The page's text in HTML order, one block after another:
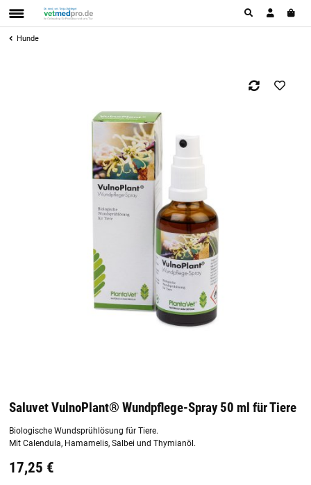
Hunde
Saluvet VulnoPlant® Wundpflege-Spray 50 ml für Tiere
Biologische Wundsprühlösung für Tiere.
Mit Calendula, Hamamelis, Salbei und Thymianöl.
17,25 €